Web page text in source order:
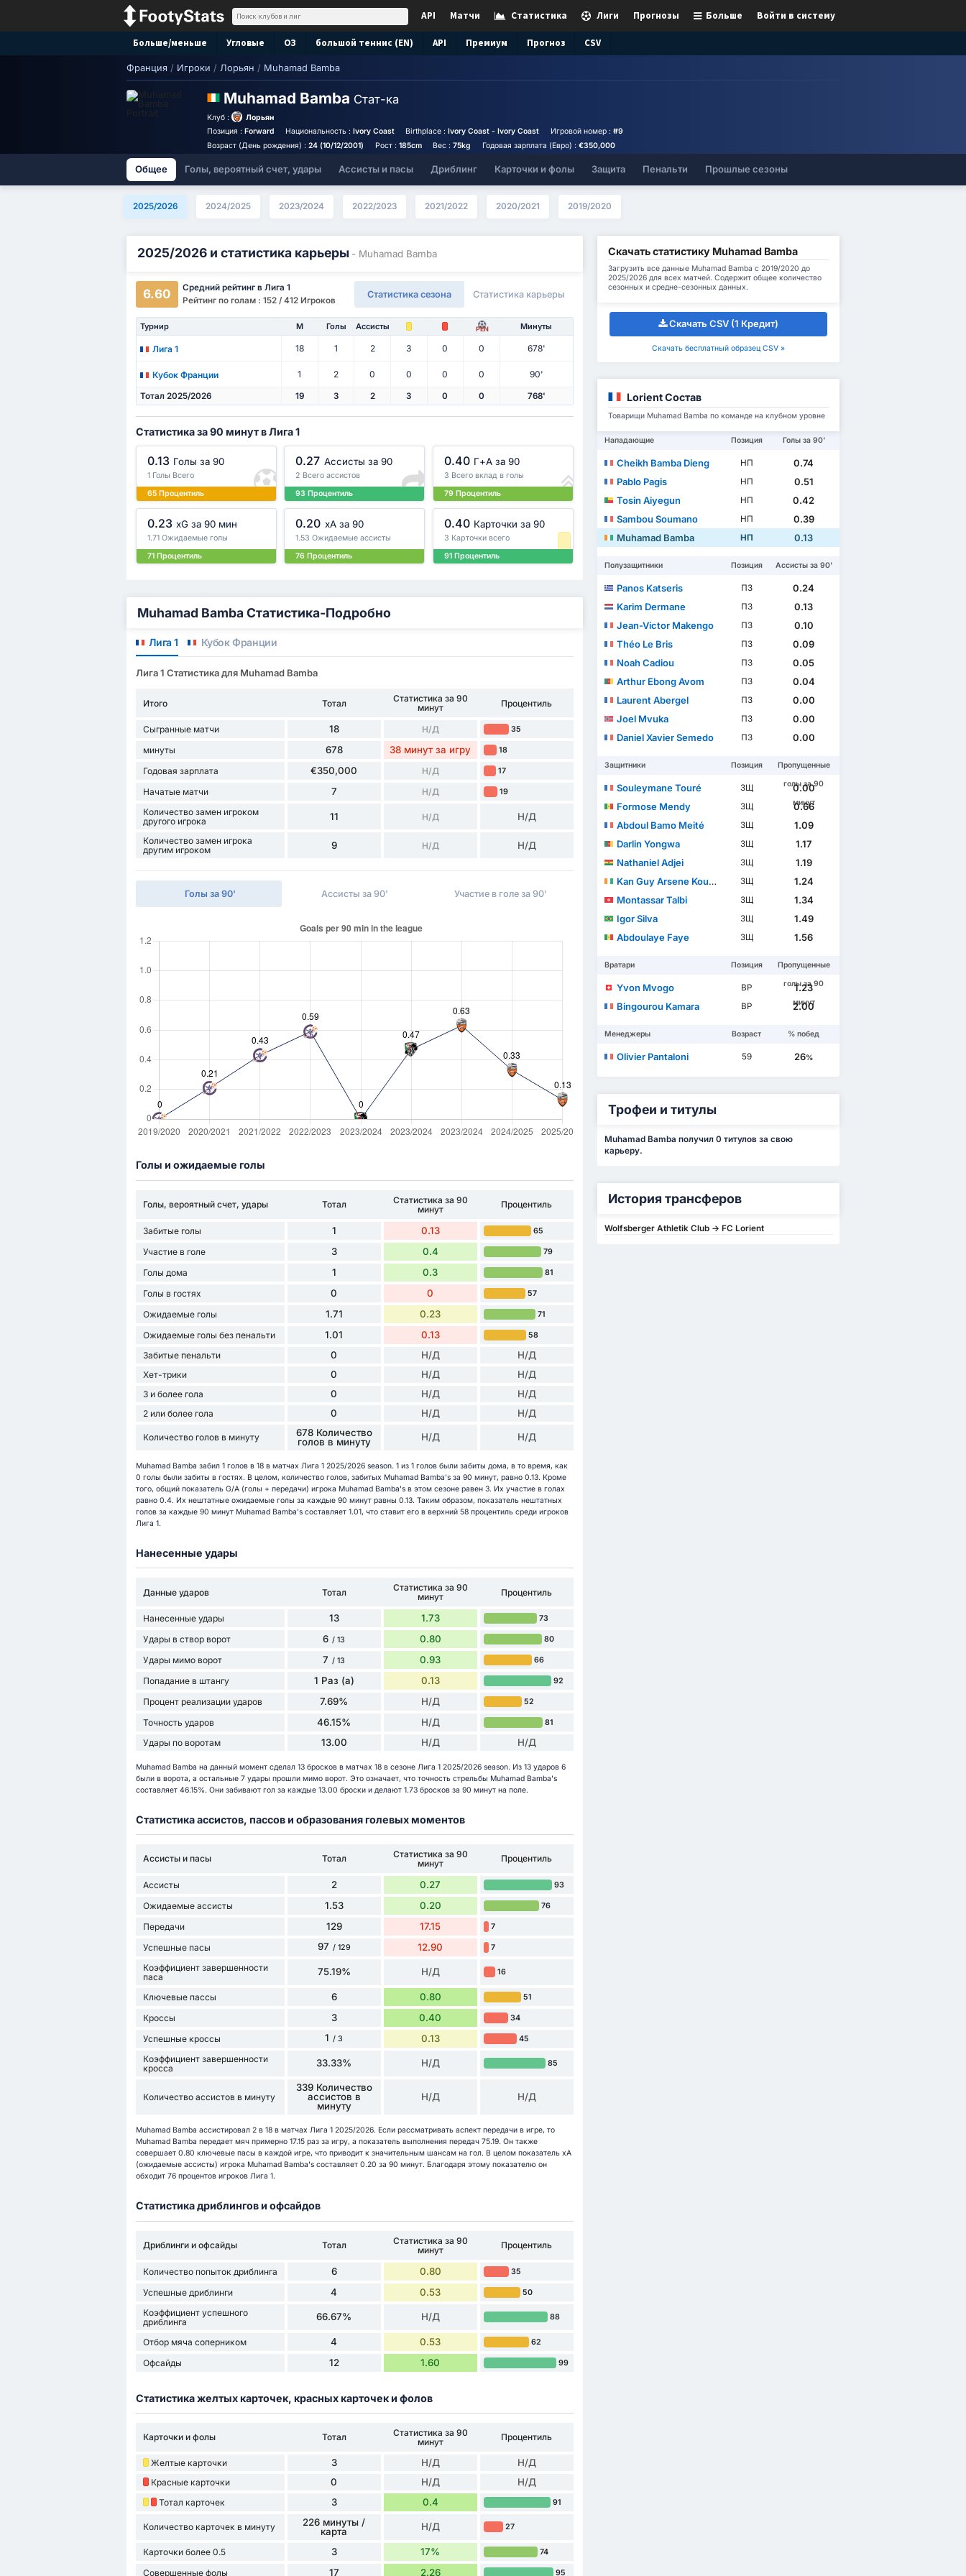
Войти в систему
Больше
Прогнозы
Лиги
Статистика
Матчи
API
Больше/меньше Угловые ОЗ большой теннис (EN) API Премиум Прогноз CSV
Франция / Игроки / Лорьян / Muhamad Bamba
Muhamad Bamba Стат-ка
Клуб :
Лорьян
Позиция :Forward Национальность : Ivory Coast Birthplace :Ivory Coast - Ivory Coast Игровой номер : #9
Возраст (День рождения) :24 (10/12/2001) Рост : 185cm Вес :75kg Годовая зарплата (Евро) : €350,000
Общее Голы, вероятный счет, удары Ассисты и пасы Дриблинг Карточки и фолы Защита Пенальти Прошлые сезоны
2025/2026 2024/2025 2023/2024 2022/2023 2021/2022 2020/2021 2019/2020
2025/2026 и статистика карьеры - Muhamad Bamba
6.60
Средний рейтинг в Лига 1
Рейтинг по голам : 152 / 412 Игроков
Статистика сезона Статистика карьеры
Турнир М Голы Ассисты PEN Минуты
Лига 1 18 1 2 3 0 0 678'
Кубок Франции 1 2 0 0 0 0 90'
Тотал 2025/2026 19 3 2 3 0 0 768'
Статистика за 90 минут в Лига 1
0.13 Голы за 90
1 Голы Всего
65 Процентиль
0.27 Ассисты за 90
2 Всего ассистов
93 Процентиль
0.40 Г+A за 90
3 Всего вклад в голы
79 Процентиль
0.23 xG за 90 мин
1.71 Ожидаемые голы
71 Процентиль
0.20 xA за 90
1.53 Ожидаемые ассисты
76 Процентиль
0.40 Карточки за 90
3 Карточки всего
91 Процентиль
Muhamad Bamba Статистика-Подробно
Лига 1 Кубок Франции
Лига 1 Статистика для Muhamad Bamba
Итого Тотал
Статистика за 90
минут
Процентиль
Сыгранные матчи 18 Н/Д 35
минуты 678 38 минут за игру 18
Годовая зарплата €350,000 Н/Д 17
Начатые матчи 7 Н/Д 19
Количество замен игроком
другого игрока
11 Н/Д Н/Д
Количество замен игрока
другим игроком
9 Н/Д Н/Д
Голы за 90' Ассисты за 90' Участие в голе за 90'
Голы и ожидаемые голы
Голы, вероятный счет, удары Тотал
Статистика за 90
минут
Процентиль
Забитые голы 1 0.13 65
Участие в голе 3 0.4 79
Голы дома 1 0.3 81
Голы в гостях 0 0 57
Ожидаемые голы 1.71 0.23 71
Ожидаемые голы без пенальти 1.01 0.13 58
Забитые пенальти 0 Н/Д Н/Д
Хет-трики 0 Н/Д Н/Д
3 и более гола 0 Н/Д Н/Д
2 или более гола 0 Н/Д Н/Д
Количество голов в минуту
678 Количество
голов в минуту
Н/Д Н/Д
Muhamad Bamba забил 1 голов в 18 в матчах Лига 1 2025/2026 season. 1 из 1 голов были забиты дома, в то время, как
0 голы были забиты в гостях. В целом, количество голов, забитых Muhamad Bamba's за 90 минут, равно 0.13. Кроме
того, общий показатель G/A (голы + передачи) игрока Muhamad Bamba's в этом сезоне равен 3. Их участие в голах
равно 0.4. Их нештатные ожидаемые голы за каждые 90 минут равны 0.13. Таким образом, показатель нештатных
голов за каждые 90 минут Muhamad Bamba's составляет 1.01, что ставит его в верхний 58 процентиль среди игроков
Лига 1.
Нанесенные удары
Данные ударов Тотал
Статистика за 90
минут
Процентиль
Нанесенные удары 13 1.73 73
Удары в створ ворот 6 / 13 0.80 80
Удары мимо ворот 7 / 13 0.93 66
Попадание в штангу 1 Раз (а) 0.13 92
Процент реализации ударов 7.69% Н/Д 52
Точность ударов 46.15% Н/Д 81
Удары по воротам 13.00 Н/Д Н/Д
Muhamad Bamba на данный момент сделал 13 бросков в матчах 18 в сезоне Лига 1 2025/2026 season. Из 13 ударов 6
были в ворота, а остальные 7 удары прошли мимо ворот. Это означает, что точность стрельбы Muhamad Bamba's
составляет 46.15%. Они забивают гол за каждые 13.00 броски и делают 1.73 бросков за 90 минут на поле.
Статистика ассистов, пассов и образования голевых моментов
Ассисты и пасы Тотал
Статистика за 90
минут
Процентиль
Ассисты 2 0.27 93
Ожидаемые ассисты 1.53 0.20 76
Передачи 129 17.15 7
Успешные пасы 97 / 129 12.90 7
Коэффициент завершенности
паса
75.19% Н/Д 16
Ключевые пассы 6 0.80 51
Кроссы 3 0.40 34
Успешные кроссы 1 / 3 0.13 45
Коэффициент завершенности
кросса
33.33% Н/Д 85
Количество ассистов в минуту
339 Количество
ассистов в
минуту
Н/Д Н/Д
Muhamad Bamba ассистировал 2 в 18 в матчах Лига 1 2025/2026. Если рассматривать аспект передачи в игре, то
Muhamad Bamba передает мяч примерно 17.15 раз за игру, а показатель выполнения передач 75.19. Он также
совершает 0.80 ключевые пасы в каждой игре, что приводит к значительным шансам на гол. В целом показатель xA
(ожидаемые ассисты) игрока Muhamad Bamba's составляет 0.20 за 90 минут. Благодаря этому показателю он
обходит 76 процентов игроков Лига 1.
Статистика дриблингов и офсайдов
Дриблинги и офсайды Тотал
Статистика за 90
минут
Процентиль
Количество попыток дриблинга 6 0.80 35
Успешные дриблинги 4 0.53 50
Коэффициент успешного
дриблинга
66.67% Н/Д 88
Отбор мяча соперником 4 0.53 62
Офсайды 12 1.60 99
Статистика желтых карточек, красных карточек и фолов
Карточки и фолы Тотал
Статистика за 90
минут
Процентиль
Желтые карточки 3 Н/Д Н/Д
Красные карточки 0 Н/Д Н/Д
Тотал карточек 3 0.4 91
Количество карточек в минуту
226 минуты /
карта
Н/Д 27
Карточки более 0.5 3 17% 74
Совершенные фолы 17 2.26 95
Скачать статистику Muhamad Bamba
Загрузить все данные Muhamad Bamba с 2019/2020 до
2025/2026 для всех матчей. Содержит общее количество
сезонных и средне-сезонных данных.
Скачать CSV (1 Кредит)
Скачать бесплатный образец CSV »
Lorient Состав
Товарищи Muhamad Bamba по команде на клубном уровне
Нападающие Позиция Голы за 90'
Cheikh Bamba Dieng НП
0.74
Pablo Pagis
НП
0.51
Tosin Aiyegun
НП
0.42
Sambou Soumano
НП
0.39
Muhamad Bamba
НП 0.13
Полузащитники Позиция Ассисты за 90'
Panos Katseris ПЗ
0.24
Karim Dermane
ПЗ
0.13
Jean-Victor Makengo
ПЗ
0.10
Théo Le Bris
ПЗ
0.09
Noah Cadiou
ПЗ
0.05
Arthur Ebong Avom
ПЗ
0.04
Laurent Abergel
ПЗ
0.00
Joel Mvuka
ПЗ
0.00
Daniel Xavier Semedo
ПЗ 0.00
Защитники Позиция
Пропущенные
голы за 90
минут
Souleymane Touré ЗЩ
0.00
Formose Mendy
ЗЩ
0.66
Abdoul Bamo Meité
ЗЩ
1.09
Darlin Yongwa
ЗЩ
1.17
Nathaniel Adjei
ЗЩ
1.19
Kan Guy Arsene Kouassi
ЗЩ
1.24
Montassar Talbi
ЗЩ
1.34
Igor Silva
ЗЩ
1.49
Abdoulaye Faye
ЗЩ 1.56
Вратари Позиция
Пропущенные
голы за 90
минут
Yvon Mvogo ВР
1.23
Bingourou Kamara
ВР 2.00
Менеджеры Возраст % побед
Olivier Pantaloni 59 26%
Трофеи и титулы
Muhamad Bamba получил 0 титулов за свою
карьеру.
История трансферов
Wolfsberger Athletik Club -> FC Lorient